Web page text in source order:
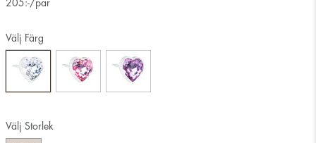
205:-/par
Välj Storlek
Välj Färg